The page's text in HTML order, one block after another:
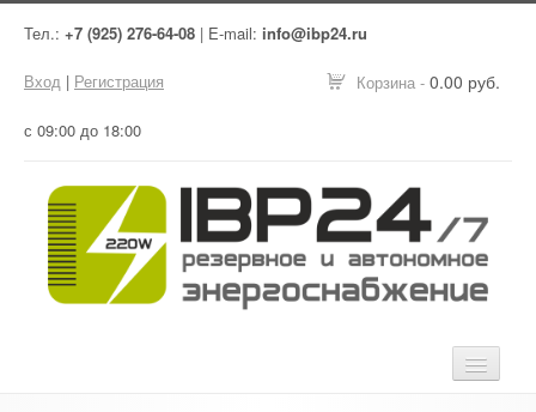
Тел.: +7 (925) 276-64-08 | E-mail: info@ibp24.ru
Корзина - 0.00 руб.
Вход | Регистрация
с 09:00 до 18:00